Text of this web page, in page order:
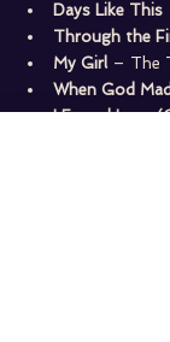
Days Like This
Through the
My Girl – The
When God
I Found Love